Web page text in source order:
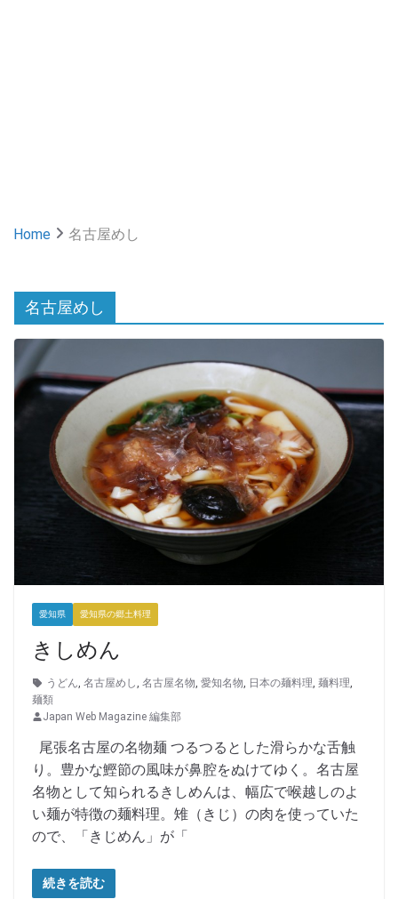
Home 名古屋めし
名古屋めし
愛知県 愛知県の郷土料理
きしめん
うどん, 名古屋めし, 名古屋名物, 愛知名物, 日本の麺料理, 麺料理,
麺類
Japan Web Magazine 編集部
尾張名古屋の名物麺 つるつるとした滑らかな舌触
り。豊かな鰹節の風味が鼻腔をぬけてゆく。名古屋
名物として知られるきしめんは、幅広で喉越しのよ
い麺が特徴の麺料理。雉（きじ）の肉を使っていた
ので、「きじめん」が「
続きを読む